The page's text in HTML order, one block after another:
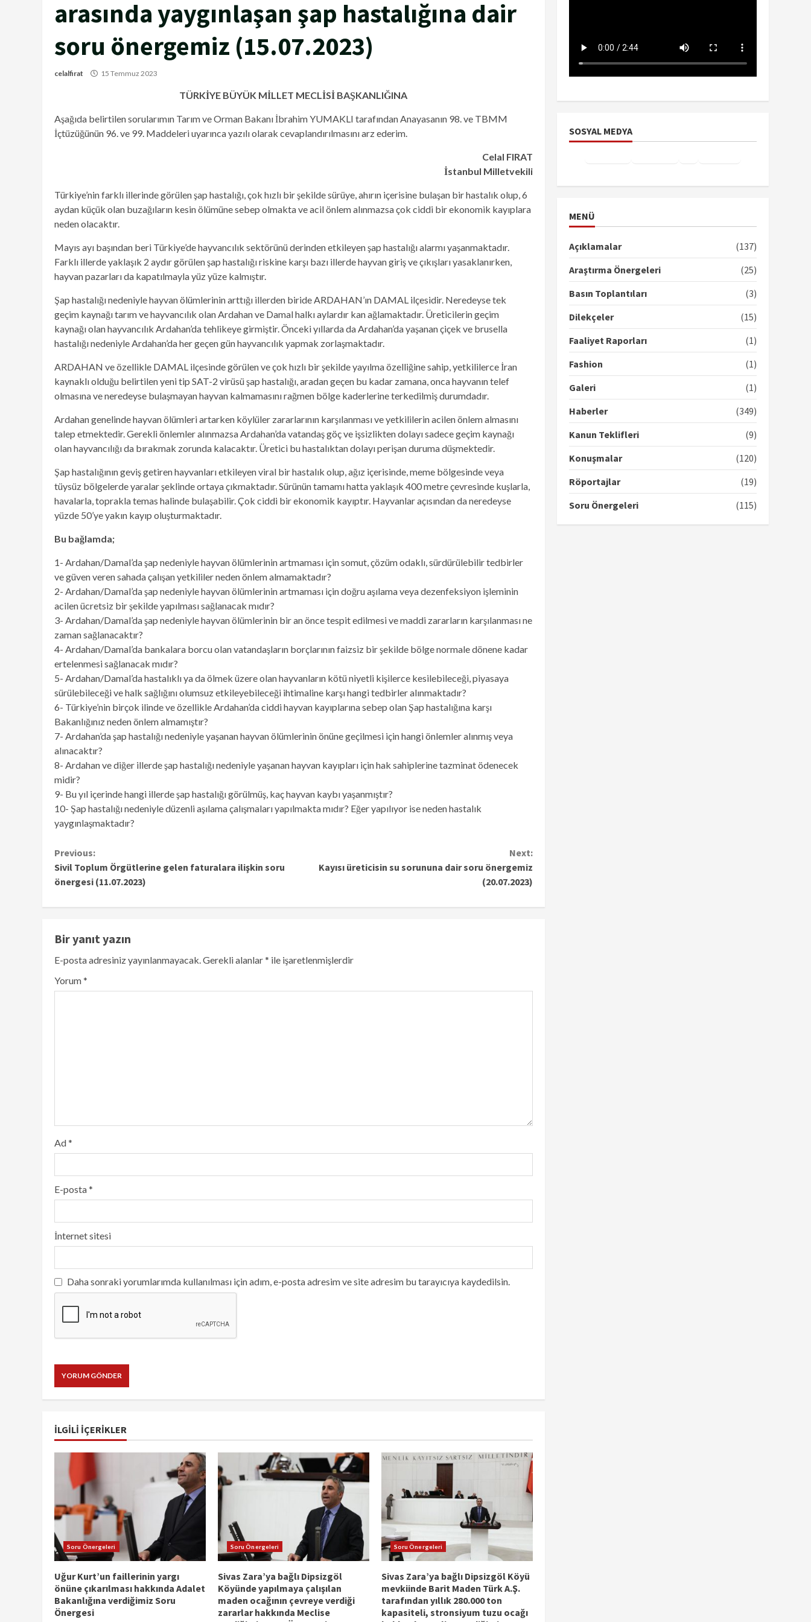
arasında yaygınlaşan şap hastalığına dair
soru önergemiz (15.07.2023)
celalfirat 15 Temmuz 2023
TÜRKİYE BÜYÜK MİLLET MECLİSİ BAŞKANLIĞINA
Aşağıda belirtilen sorularımın Tarım ve Orman Bakanı İbrahim YUMAKLI tarafından Anayasanın 98. ve TBMM
İçtüzüğünün 96. ve 99. Maddeleri uyarınca yazılı olarak cevaplandırılmasını arz ederim.
Celal FIRAT
İstanbul Milletvekili
Türkiye’nin farklı illerinde görülen şap hastalığı, çok hızlı bir şekilde sürüye, ahırın içerisine bulaşan bir hastalık olup, 6
aydan küçük olan buzağıların kesin ölümüne sebep olmakta ve acil önlem alınmazsa çok ciddi bir ekonomik kayıplara
neden olacaktır.
Mayıs ayı başından beri Türkiye’de hayvancılık sektörünü derinden etkileyen şap hastalığı alarmı yaşanmaktadır.
Farklı illerde yaklaşık 2 aydır görülen şap hastalığı riskine karşı bazı illerde hayvan giriş ve çıkışları yasaklanırken,
hayvan pazarları da kapatılmayla yüz yüze kalmıştır.
Şap hastalığı nedeniyle hayvan ölümlerinin arttığı illerden biride ARDAHAN’ın DAMAL ilçesidir. Neredeyse tek
geçim kaynağı tarım ve hayvancılık olan Ardahan ve Damal halkı aylardır kan ağlamaktadır. Üreticilerin geçim
kaynağı olan hayvancılık Ardahan’da tehlikeye girmiştir. Önceki yıllarda da Ardahan’da yaşanan çiçek ve brusella
hastalığı nedeniyle Ardahan’da her geçen gün hayvancılık yapmak zorlaşmaktadır.
ARDAHAN ve özellikle DAMAL ilçesinde görülen ve çok hızlı bir şekilde yayılma özelliğine sahip, yetkililerce İran
kaynaklı olduğu belirtilen yeni tip SAT-2 virüsü şap hastalığı, aradan geçen bu kadar zamana, onca hayvanın telef
olmasına ve neredeyse bulaşmayan hayvan kalmamasını rağmen bölge kaderlerine terkedilmiş durumdadır.
Ardahan genelinde hayvan ölümleri artarken köylüler zararlarının karşılanması ve yetkililerin acilen önlem almasını
talep etmektedir. Gerekli önlemler alınmazsa Ardahan’da vatandaş göç ve işsizlikten dolayı sadece geçim kaynağı
olan hayvancılığı da bırakmak zorunda kalacaktır. Üretici bu hastalıktan dolayı perişan duruma düşmektedir.
Şap hastalığının geviş getiren hayvanları etkileyen viral bir hastalık olup, ağız içerisinde, meme bölgesinde veya
tüysüz bölgelerde yaralar şeklinde ortaya çıkmaktadır. Sürünün tamamı hatta yaklaşık 400 metre çevresinde kuşlarla,
havalarla, toprakla temas halinde bulaşabilir. Çok ciddi bir ekonomik kayıptır. Hayvanlar açısından da neredeyse
yüzde 50’ye yakın kayıp oluşturmaktadır.
Bu bağlamda;
1- Ardahan/Damal’da şap nedeniyle hayvan ölümlerinin artmaması için somut, çözüm odaklı, sürdürülebilir tedbirler
ve güven veren sahada çalışan yetkililer neden önlem almamaktadır?
2- Ardahan/Damal’da şap nedeniyle hayvan ölümlerinin artmaması için doğru aşılama veya dezenfeksiyon işleminin
acilen ücretsiz bir şekilde yapılması sağlanacak mıdır?
3- Ardahan/Damal’da şap nedeniyle hayvan ölümlerinin bir an önce tespit edilmesi ve maddi zararların karşılanması ne
zaman sağlanacaktır?
4- Ardahan/Damal’da bankalara borcu olan vatandaşların borçlarının faizsiz bir şekilde bölge normale dönene kadar
ertelenmesi sağlanacak mıdır?
5- Ardahan/Damal’da hastalıklı ya da ölmek üzere olan hayvanların kötü niyetli kişilerce kesilebileceği, piyasaya
sürülebileceği ve halk sağlığını olumsuz etkileyebileceği ihtimaline karşı hangi tedbirler alınmaktadır?
6- Türkiye’nin birçok ilinde ve özellikle Ardahan’da ciddi hayvan kayıplarına sebep olan Şap hastalığına karşı
Bakanlığınız neden önlem almamıştır?
7- Ardahan’da şap hastalığı nedeniyle yaşanan hayvan ölümlerinin önüne geçilmesi için hangi önlemler alınmış veya
alınacaktır?
8- Ardahan ve diğer illerde şap hastalığı nedeniyle yaşanan hayvan kayıpları için hak sahiplerine tazminat ödenecek
midir?
9- Bu yıl içerinde hangi illerde şap hastalığı görülmüş, kaç hayvan kaybı yaşanmıştır?
10- Şap hastalığı nedeniyle düzenli aşılama çalışmaları yapılmakta mıdır? Eğer yapılıyor ise neden hastalık
yaygınlaşmaktadır?
Continue
Reading
Previous:
Sivil Toplum Örgütlerine gelen faturalara ilişkin soru
önergesi (11.07.2023)
Next:
Kayısı üreticisin su sorununa dair soru önergemiz
(20.07.2023)
Bir yanıt yazın
E-posta adresiniz yayınlanmayacak.Gerekli alanlar* ile işaretlenmişlerdir
Yorum*
Ad*
E-posta*
İnternet sitesi
Daha sonraki yorumlarımda kullanılması için adım, e-posta adresim ve site adresim bu tarayıcıya kaydedilsin.
İLGILI IÇERIKLER
Soru Önergeleri
Uğur Kurt’un faillerinin yargı
önüne çıkarılması hakkında Adalet
Bakanlığına verdiğimiz Soru
Önergesi
Soru Önergeleri
Sivas Zara’ya bağlı Dipsizgöl
Köyünde yapılmaya çalışılan
maden ocağının çevreye verdiği
zararlar hakkında Meclise
Soru Önergeleri
Sivas Zara’ya bağlı Dipsizgöl Köyü
mevkiinde Barit Maden Türk A.Ş.
tarafından yıllık 280.000 ton
kapasiteli, stronsiyum tuzu ocağı
SOSYAL MEDYA
MENÜ
Açıklamalar
(137)
Araştırma Önergeleri
(25)
Basın Toplantıları
(3)
Dilekçeler
(15)
Faaliyet Raporları
(1)
Fashion
(1)
Galeri
(1)
Haberler
(349)
Kanun Teklifleri
(9)
Konuşmalar
(120)
Röportajlar
(19)
Soru Önergeleri
(115)